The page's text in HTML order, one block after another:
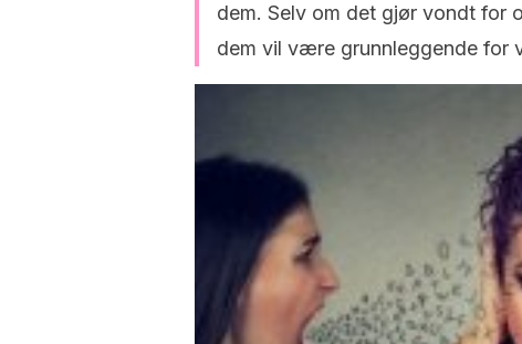
dem. Selv om det gjør vondt for
dem vil være grunnleggende for